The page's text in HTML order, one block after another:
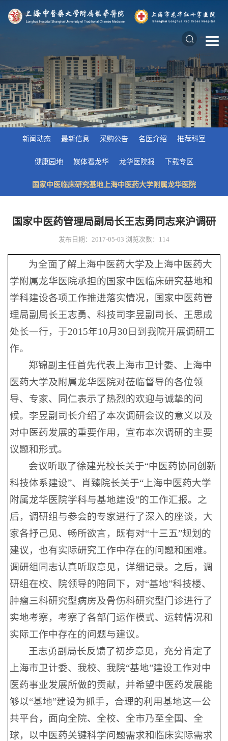
新闻动态 最新信息 采购公告 名医介绍 推荐科室
健康园地 媒体看龙华 龙华医院报 下载专区
国家中医临床研究基地上海中医药大学附属龙华医院
国家中医药管理局副局长王志勇同志来沪调研
发布日期：2017-05-03 浏览次数： 114
为全面了解上海中医药大学及上海中医药大
学附属龙华医院承担的国家中医临床研究基地和
学科建设各项工作推进落实情况，国家中医药管
理局副局长王志勇、科技司李昱副司长、王思成
处长一行，于2015年10月30日到我院开展调研工
作。
郑锦副主任首先代表上海市卫计委、上海中
医药大学及附属龙华医院对莅临督导的各位领
导、专家、同仁表示了热烈的欢迎与诚挚的问
候。李昱副司长介绍了本次调研会议的意义以及
对中医药发展的重要作用，宣布本次调研的主要
议题和形式。
会议听取了徐建光校长关于“中医药协同创新
科技体系建设”、肖臻院长关于“上海中医药大学
附属龙华医院学科与基地建设”的工作汇报。之
后，调研组与参会的专家进行了深入的座谈，大
家各抒己见、畅所欲言，既有对“十三五”规划的
建议，也有实际研究工作中存在的问题和困难。
调研组同志认真听取意见，详细记录。之后，调
研组在校、院领导的陪同下，对“基地”科技楼、
肿瘤三科研究型病房及骨伤科研究型门诊进行了
实地考察，考察了各部门运作模式、运转情况和
实际工作中存在的问题与建议。
王志勇副局长反馈了初步意见，充分肯定了
上海市卫计委、我校、我院“基地”建设工作对中
医药事业发展所做的贡献，并希望中医药发展能
够以“基地”建设为抓手，合理的利用基地这一公
共平台，面向全院、全校、全市乃至全国、全
球，以中医药关键科学问题需求和临床实际需求